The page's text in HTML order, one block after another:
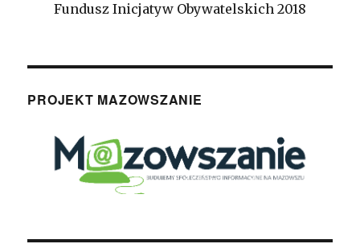
Fundusz Inicjatyw Obywatelskich 2018
PROJEKT MAZOWSZANIE